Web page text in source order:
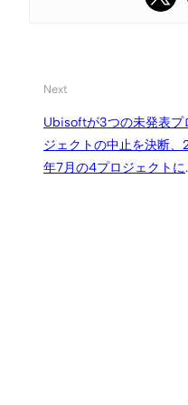
Next
Ubisoftが3つの未発表プ
ジェクトの中止を決断、
年7月の4プロジェクトに